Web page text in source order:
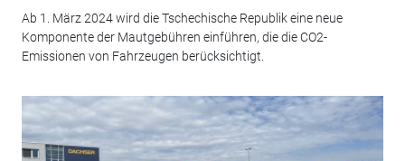
Ab 1. März 2024 wird die Tschechische Republik eine neue
Komponente der Mautgebühren einführen, die die CO2-
Emissionen von Fahrzeugen berücksichtigt.